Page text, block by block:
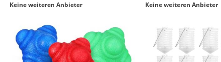
Keine weiteren Anbieter Keine weiteren Anbieter